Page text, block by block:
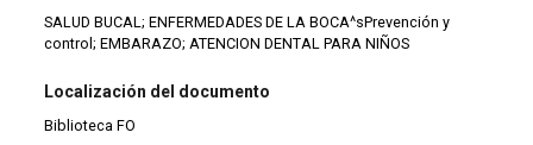
SALUD BUCAL; ENFERMEDADES DE LA BOCA^sPrevención y
control; EMBARAZO; ATENCION DENTAL PARA NIÑOS
Localización del documento
Biblioteca FO